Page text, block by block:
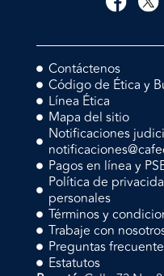
Contáctenos
Código de Ética y
Línea Ética
Mapa del sitio
Notificaciones
Pagos en línea y
Política de
personales
Términos y
Trabaje con
Preguntas
Estatutos